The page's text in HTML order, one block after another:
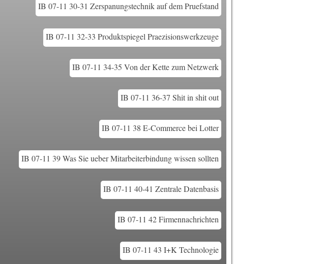
IB 07-11 30-31 Zerspanungstechnik auf dem Pruefstand
IB 07-11 32-33 Produktspiegel Praezisionswerkzeuge
IB 07-11 34-35 Von der Kette zum Netzwerk
IB 07-11 36-37 Shit in shit out
IB 07-11 38 E-Commerce bei Lotter
IB 07-11 39 Was Sie ueber Mitarbeiterbindung wissen sollten
IB 07-11 40-41 Zentrale Datenbasis
IB 07-11 42 Firmennachrichten
IB 07-11 43 I+K Technologie